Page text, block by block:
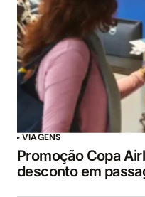
VIAGENS
Promoção Copa
desconto em